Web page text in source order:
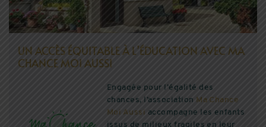
UN ACCÈS ÉQUITABLE À L’ÉDUCATION AVEC MA
CHANCE MOI AUSSI
Engagée pour l’égalité des
chances, l’association Ma Chance
Moi Aussi accompagne les enfants
issus de milieux fragiles en leur